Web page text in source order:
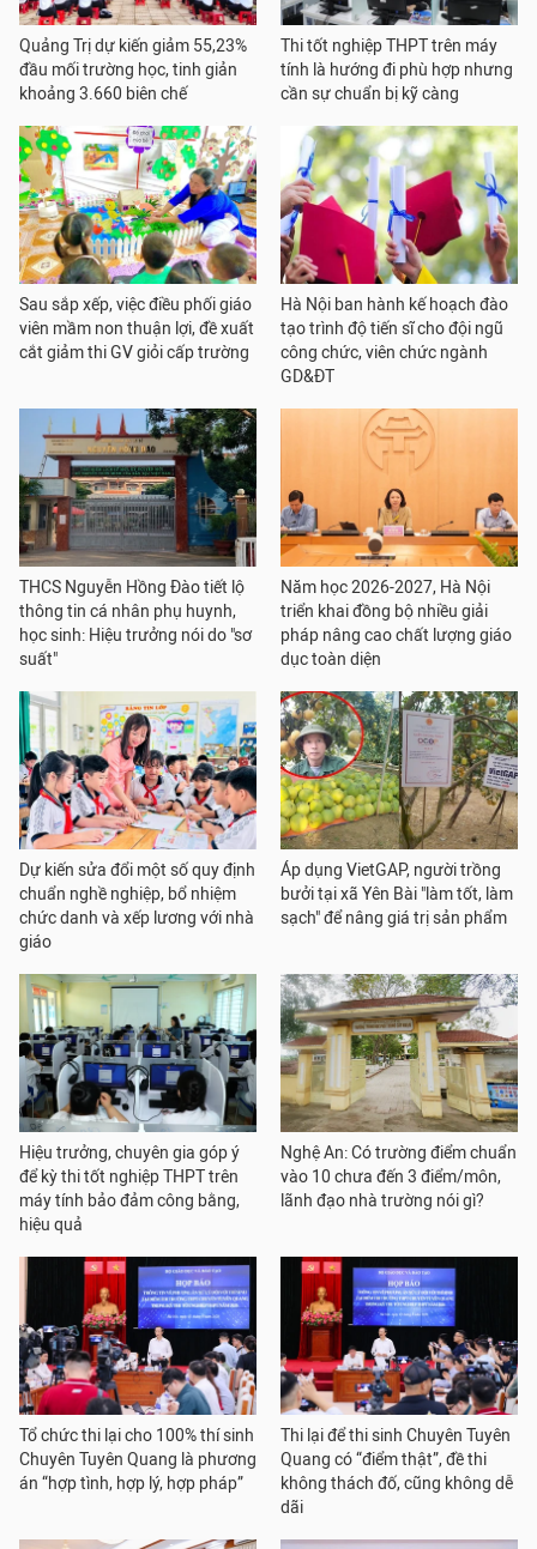
Quảng Trị dự kiến giảm 55,23%
đầu mối trường học, tinh giản
khoảng 3.660 biên chế
Thi tốt nghiệp THPT trên máy
tính là hướng đi phù hợp nhưng
cần sự chuẩn bị kỹ càng
Sau sắp xếp, việc điều phối giáo
viên mầm non thuận lợi, đề xuất
cắt giảm thi GV giỏi cấp trường
Hà Nội ban hành kế hoạch đào
tạo trình độ tiến sĩ cho đội ngũ
công chức, viên chức ngành
GD&ĐT
THCS Nguyễn Hồng Đào tiết lộ
thông tin cá nhân phụ huynh,
học sinh: Hiệu trưởng nói do "sơ
suất"
Năm học 2026-2027, Hà Nội
triển khai đồng bộ nhiều giải
pháp nâng cao chất lượng giáo
dục toàn diện
Dự kiến sửa đổi một số quy định
chuẩn nghề nghiệp, bổ nhiệm
chức danh và xếp lương với nhà
giáo
Áp dụng VietGAP, người trồng
bưởi tại xã Yên Bài "làm tốt, làm
sạch" để nâng giá trị sản phẩm
Hiệu trưởng, chuyên gia góp ý
để kỳ thi tốt nghiệp THPT trên
máy tính bảo đảm công bằng,
hiệu quả
Nghệ An: Có trường điểm chuẩn
vào 10 chưa đến 3 điểm/môn,
lãnh đạo nhà trường nói gì?
Tổ chức thi lại cho 100% thí sinh
Chuyên Tuyên Quang là phương
án “hợp tình, hợp lý, hợp pháp”
Thi lại để thi sinh Chuyên Tuyên
Quang có “điểm thật”, đề thi
không thách đố, cũng không dễ
dãi